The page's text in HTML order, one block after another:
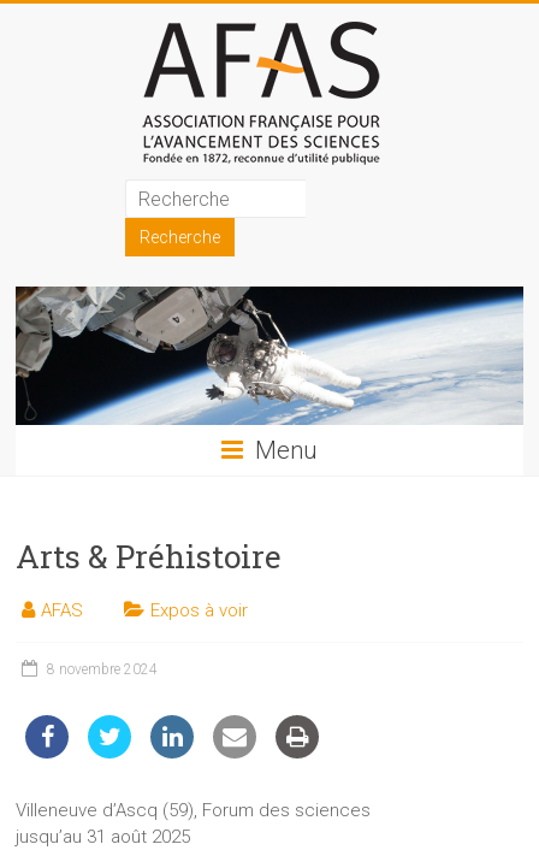
Association
française
pour
l'avancement
des
sciences
les
et
techniques
du
public
Menu
Arts & Préhistoire
AFAS Expos à voir
8 novembre 2024
Villeneuve d’Ascq (59), Forum des sciences
jusqu’au 31 août 2025